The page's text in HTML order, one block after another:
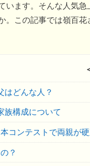
います。そんな人気
。この記事では嶺百
はどんな人？
族構成について
本コンテストで両親が
？